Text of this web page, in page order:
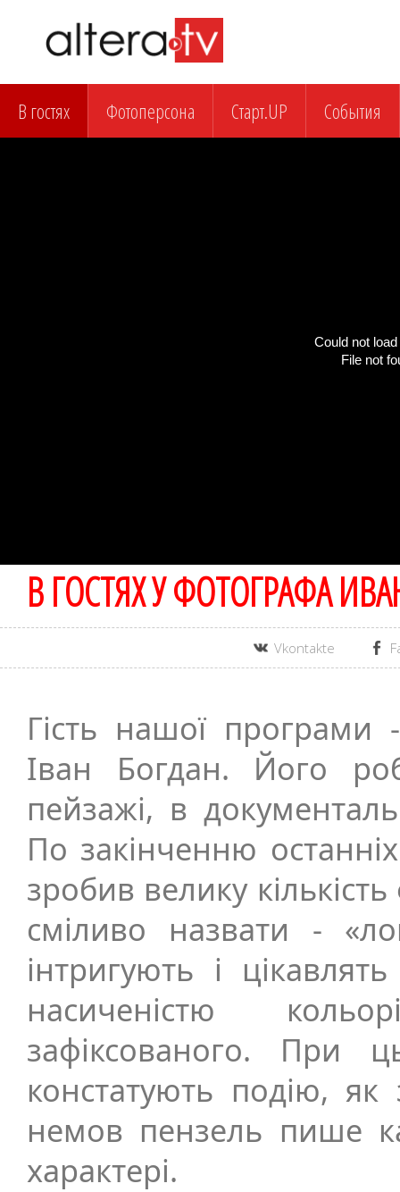
В гостях Фотоперсона Старт.UP События
Could not
File not
В ГОСТЯХ У ФОТОГРАФА
Vkontakte
Гість нашої програми
Іван Богдан. Його
пейзажі, в
По закінченню
зробив велику
сміливо назвати -
інтригують і
насиченістю
зафіксованого. При
констатують подію,
немов пензель пише
характері.